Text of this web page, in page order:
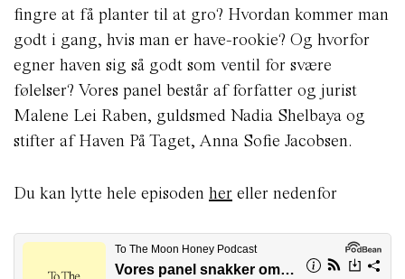
fingre at få planter til at gro? Hvordan kommer man
godt i gang, hvis man er have-rookie? Og hvorfor
egner haven sig så godt som ventil for svære
følelser? Vores panel består af forfatter og jurist
Malene Lei Raben, guldsmed Nadia Shelbaya og
stifter af Haven På Taget, Anna Sofie Jacobsen.
Du kan lytte hele episoden her eller nedenfor